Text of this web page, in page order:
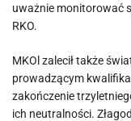
uważnie monitorować
RKO.
MKOl zalecił także
prowadzącym
zakończenie
ich neutralności.